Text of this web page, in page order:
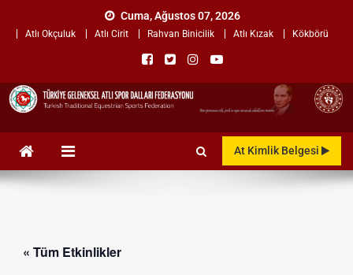
Cuma, Ağustos 07, 2026
Atlı Okçuluk Atlı Cirit Rahvan Binicilik Atlı Kızak Kökbörü
TÜRKİYE GELENEKSEL ATLI
SPOR DALLARIAt Kimlik Belgesi
« Tüm Etkinlikler